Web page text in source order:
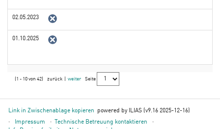
02.05.2023
01.10.2025
(1 - 10 von 42) zurück weiter Seite
Link in Zwischenablage kopieren
powered by ILIAS (v9.16 2025-12-16)
Impressum
Technische Betreuung kontaktieren